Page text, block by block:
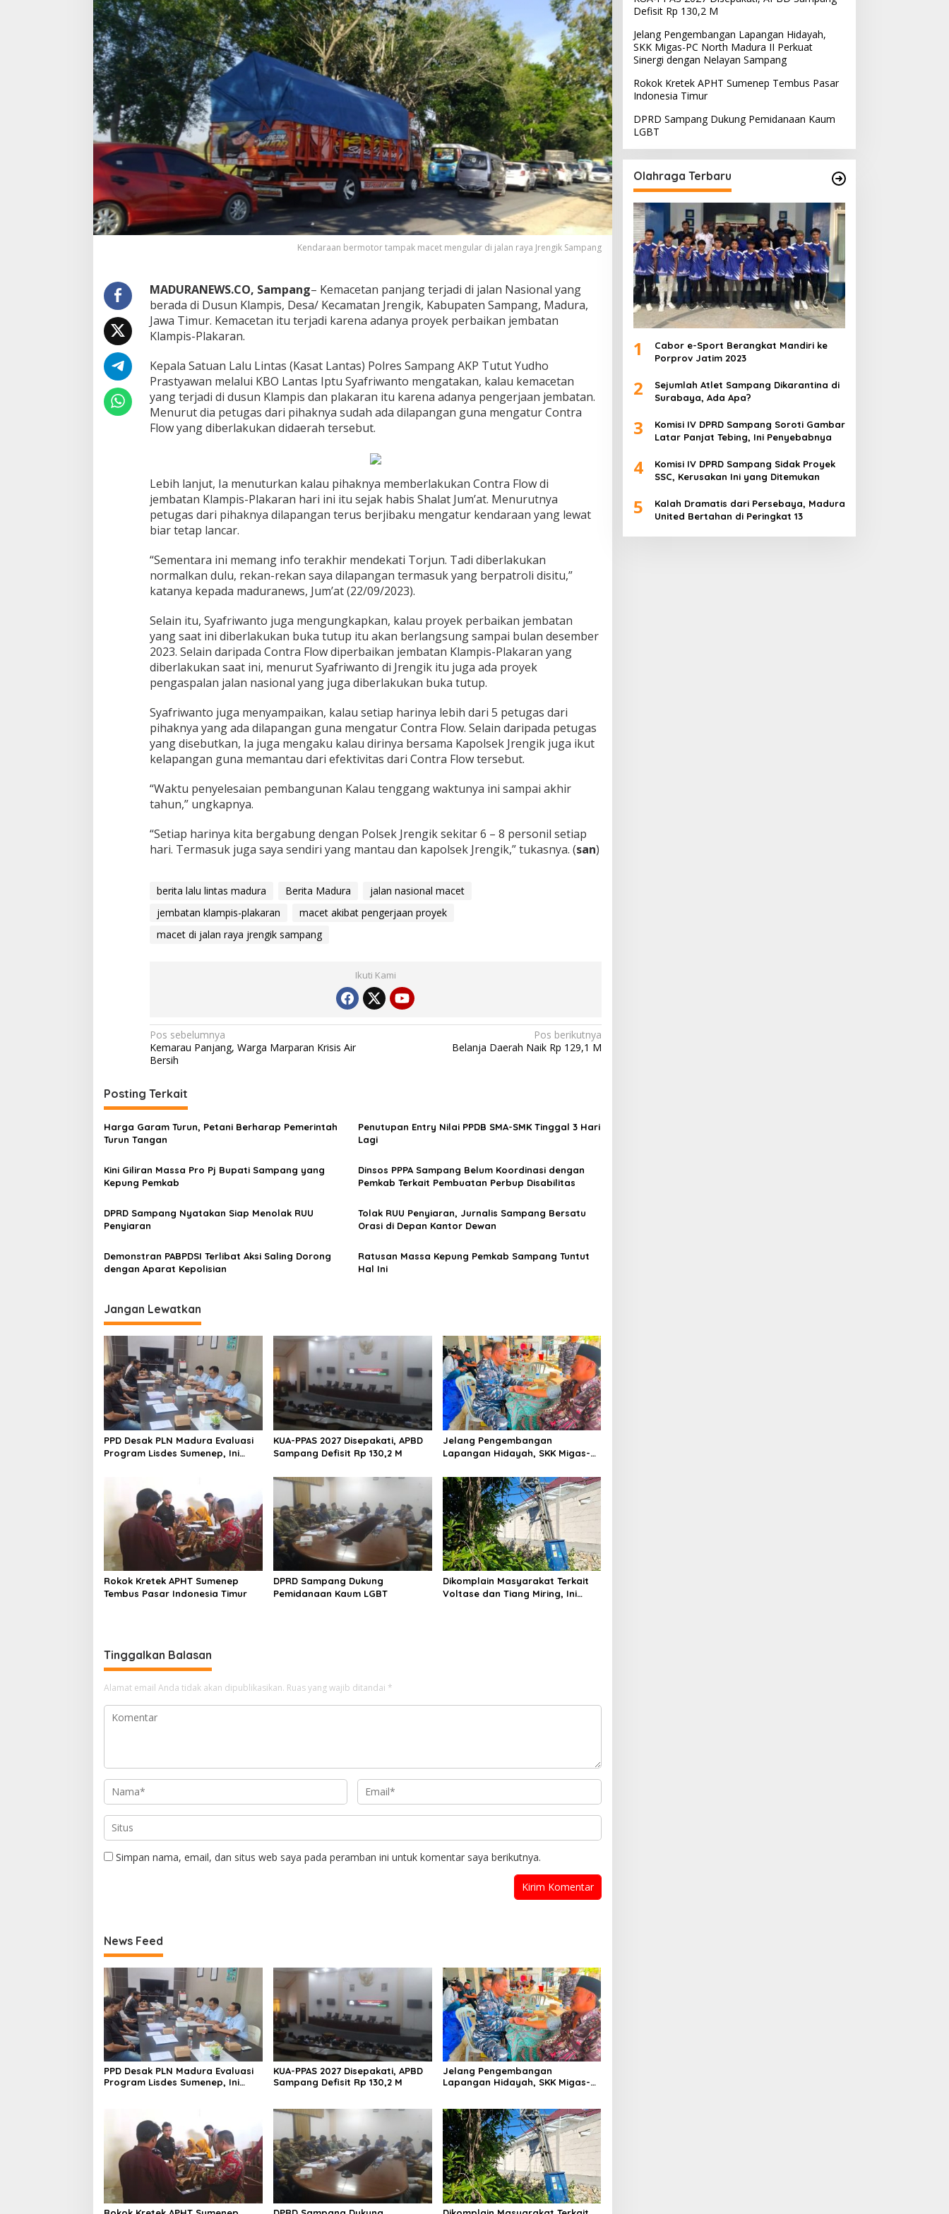
Kendaraan bermotor tampak macet mengular di jalan raya Jrengik Sampang
MADURANEWS.CO, Sampang– Kemacetan panjang terjadi di jalan Nasional yang
berada di Dusun Klampis, Desa/ Kecamatan Jrengik, Kabupaten Sampang, Madura,
Jawa Timur. Kemacetan itu terjadi karena adanya proyek perbaikan jembatan
Klampis-Plakaran.
Kepala Satuan Lalu Lintas (Kasat Lantas) Polres Sampang AKP Tutut Yudho
Prastyawan melalui KBO Lantas Iptu Syafriwanto mengatakan, kalau kemacetan
yang terjadi di dusun Klampis dan plakaran itu karena adanya pengerjaan jembatan.
Menurut dia petugas dari pihaknya sudah ada dilapangan guna mengatur Contra
Flow yang diberlakukan didaerah tersebut.
Lebih lanjut, Ia menuturkan kalau pihaknya memberlakukan Contra Flow di
jembatan Klampis-Plakaran hari ini itu sejak habis Shalat Jum’at. Menurutnya
petugas dari pihaknya dilapangan terus berjibaku mengatur kendaraan yang lewat
biar tetap lancar.
“Sementara ini memang info terakhir mendekati Torjun. Tadi diberlakukan
normalkan dulu, rekan-rekan saya dilapangan termasuk yang berpatroli disitu,”
katanya kepada maduranews, Jum’at (22/09/2023).
Selain itu, Syafriwanto juga mengungkapkan, kalau proyek perbaikan jembatan
yang saat ini diberlakukan buka tutup itu akan berlangsung sampai bulan desember
2023. Selain daripada Contra Flow diperbaikan jembatan Klampis-Plakaran yang
diberlakukan saat ini, menurut Syafriwanto di Jrengik itu juga ada proyek
pengaspalan jalan nasional yang juga diberlakukan buka tutup.
Syafriwanto juga menyampaikan, kalau setiap harinya lebih dari 5 petugas dari
pihaknya yang ada dilapangan guna mengatur Contra Flow. Selain daripada petugas
yang disebutkan, Ia juga mengaku kalau dirinya bersama Kapolsek Jrengik juga ikut
kelapangan guna memantau dari efektivitas dari Contra Flow tersebut.
“Waktu penyelesaian pembangunan Kalau tenggang waktunya ini sampai akhir
tahun,” ungkapnya.
“Setiap harinya kita bergabung dengan Polsek Jrengik sekitar 6 – 8 personil setiap
hari. Termasuk juga saya sendiri yang mantau dan kapolsek Jrengik,” tukasnya. (san)
berita lalu lintas madura Berita Madura
jalan nasional macet
jembatan klampis-plakaran
macet akibat pengerjaan proyek
macet di jalan raya jrengik sampang
Ikuti Kami
Navigasi
pos
Pos sebelumnya
Kemarau Panjang, Warga Marparan Krisis Air
Bersih
Pos berikutnya
Belanja Daerah Naik Rp 129,1 M
Posting Terkait
Harga Garam Turun, Petani Berharap Pemerintah
Turun Tangan
Penutupan Entry Nilai PPDB SMA-SMK Tinggal 3 Hari
Lagi
Kini Giliran Massa Pro Pj Bupati Sampang yang
Kepung Pemkab
Dinsos PPPA Sampang Belum Koordinasi dengan
Pemkab Terkait Pembuatan Perbup Disabilitas
DPRD Sampang Nyatakan Siap Menolak RUU
Penyiaran
Tolak RUU Penyiaran, Jurnalis Sampang Bersatu
Orasi di Depan Kantor Dewan
Demonstran PABPDSI Terlibat Aksi Saling Dorong
dengan Aparat Kepolisian
Ratusan Massa Kepung Pemkab Sampang Tuntut
Hal Ini
Jangan Lewatkan
PPD Desak PLN Madura Evaluasi
Program Lisdes Sumenep, Ini
KUA-PPAS 2027 Disepakati, APBD
Sampang Defisit Rp 130,2 M
Jelang Pengembangan
Lapangan Hidayah, SKK Migas-
Sinergi dengan Nelayan
Sampang
Rokok Kretek APHT Sumenep
Tembus Pasar Indonesia Timur
DPRD Sampang Dukung
Pemidanaan Kaum LGBT
Dikomplain Masyarakat Terkait
Voltase dan Tiang Miring, Ini
Tinggalkan Balasan
Alamat email Anda tidak akan dipublikasikan. Ruas yang wajib ditandai *
Simpan nama, email, dan situs web saya pada peramban ini untuk komentar saya berikutnya.
News Feed
PPD Desak PLN Madura Evaluasi
Program Lisdes Sumenep, Ini
KUA-PPAS 2027 Disepakati, APBD
Sampang Defisit Rp 130,2 M
Jelang Pengembangan
Lapangan Hidayah, SKK Migas-
Sampang
Defisit Rp 130,2 M
Jelang Pengembangan Lapangan Hidayah,
SKK Migas-PC North Madura II Perkuat
Sinergi dengan Nelayan Sampang
Rokok Kretek APHT Sumenep Tembus Pasar
Indonesia Timur
DPRD Sampang Dukung Pemidanaan Kaum
LGBT
Olahraga Terbaru
1
Cabor e-Sport Berangkat Mandiri ke
Porprov Jatim 2023
2
Sejumlah Atlet Sampang Dikarantina di
Surabaya, Ada Apa?
3
Komisi IV DPRD Sampang Soroti Gambar
Latar Panjat Tebing, Ini Penyebabnya
4
Komisi IV DPRD Sampang Sidak Proyek
SSC, Kerusakan Ini yang Ditemukan
5
Kalah Dramatis dari Persebaya, Madura
United Bertahan di Peringkat 13